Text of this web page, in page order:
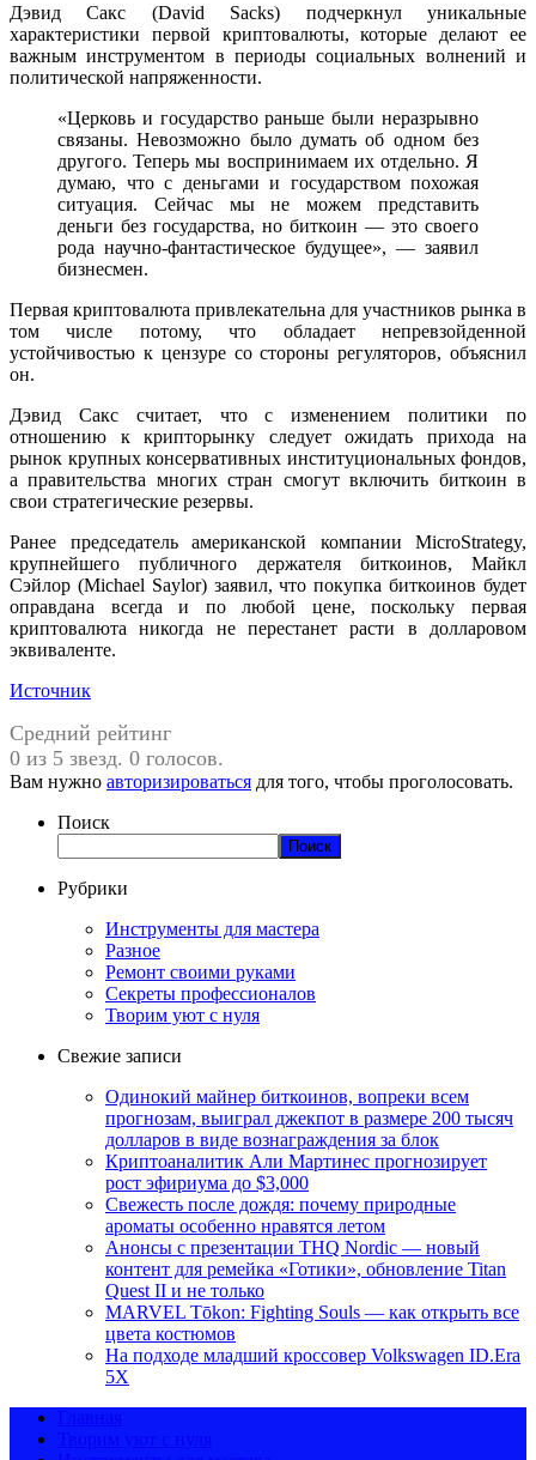
Дэвид Сакс (David Sacks) подчеркнул уникальные
характеристики первой криптовалюты, которые делают ее
важным инструментом в периоды социальных волнений и
политической напряженности.
«Церковь и государство раньше были неразрывно
связаны. Невозможно было думать об одном без
другого. Теперь мы воспринимаем их отдельно. Я
думаю, что с деньгами и государством похожая
ситуация. Сейчас мы не можем представить
деньги без государства, но биткоин — это своего
рода научно-фантастическое будущее», — заявил
бизнесмен.
Первая криптовалюта привлекательна для участников рынка в
том числе потому, что обладает непревзойденной
устойчивостью к цензуре со стороны регуляторов, объяснил
он.
Дэвид Сакс считает, что с изменением политики по
отношению к крипторынку следует ожидать прихода на
рынок крупных консервативных институциональных фондов,
а правительства многих стран смогут включить биткоин в
свои стратегические резервы.
Ранее председатель американской компании MicroStrategy,
крупнейшего публичного держателя биткоинов, Майкл
Сэйлор (Michael Saylor) заявил, что покупка биткоинов будет
оправдана всегда и по любой цене, поскольку первая
криптовалюта никогда не перестанет расти в долларовом
эквиваленте.
Источник
Средний рейтинг
0 из 5 звезд. 0 голосов.
Вам нужно авторизироваться для того, чтобы проголосовать.
Поиск
Поиск
Рубрики
Инструменты для мастера
Разное
Ремонт своими руками
Секреты профессионалов
Творим уют с нуля
Свежие записи
Одинокий майнер биткоинов, вопреки всем
прогнозам, выиграл джекпот в размере 200 тысяч
долларов в виде вознаграждения за блок
Криптоаналитик Али Мартинес прогнозирует
рост эфириума до $3,000
Свежесть после дождя: почему природные
ароматы особенно нравятся летом
Анонсы с презентации THQ Nordic — новый
контент для ремейка «Готики», обновление Titan
Quest II и не только
MARVEL Tōkon: Fighting Souls — как открыть все
цвета костюмов
На подходе младший кроссовер Volkswagen ID.Era
5X